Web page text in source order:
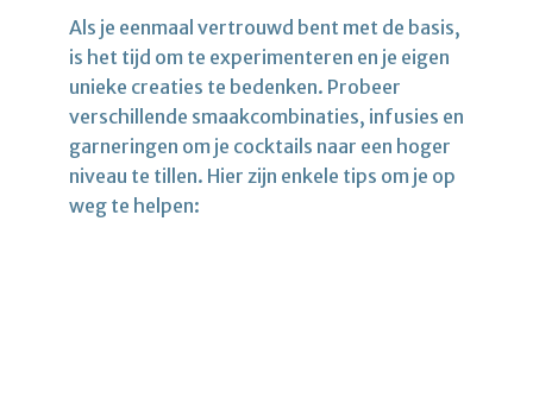
Als je eenmaal vertrouwd bent met de basis,
is het tijd om te experimenteren en je eigen
unieke creaties te bedenken. Probeer
verschillende smaakcombinaties, infusies en
garneringen om je cocktails naar een hoger
niveau te tillen. Hier zijn enkele tips om je op
weg te helpen: